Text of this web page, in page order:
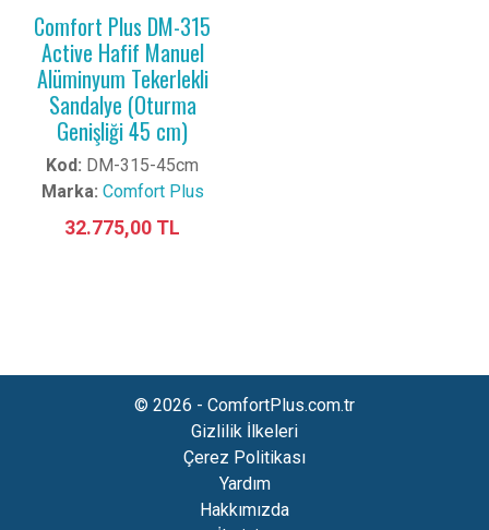
Comfort Plus DM-315
Active Hafif Manuel
Alüminyum Tekerlekli
Sandalye (Oturma
Genişliği 45 cm)
Kod: DM-315-45cm
Marka: Comfort Plus
32.775,00 TL
© 2026 - ComfortPlus.com.tr
Gizlilik İlkeleri
Çerez Politikası
Yardım
Hakkımızda